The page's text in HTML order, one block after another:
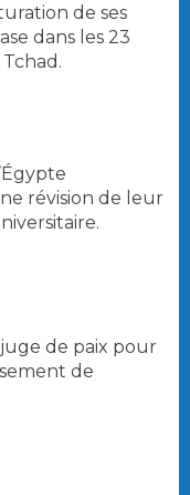
de ses
dans les 23
révision de leur
de paix pour
de